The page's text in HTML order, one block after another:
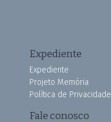
Expediente
Expediente
Projeto Memória
Política de Privacidade
Fale conosco